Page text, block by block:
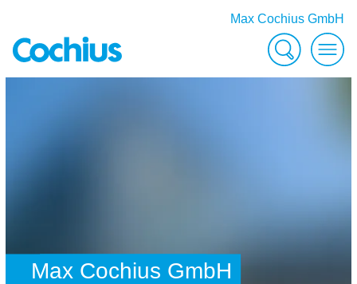
Max Cochius GmbH
Suche
Max Cochius GmbH